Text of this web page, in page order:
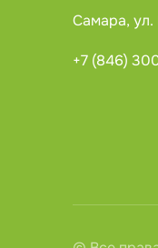
Самара,
+7 (846)